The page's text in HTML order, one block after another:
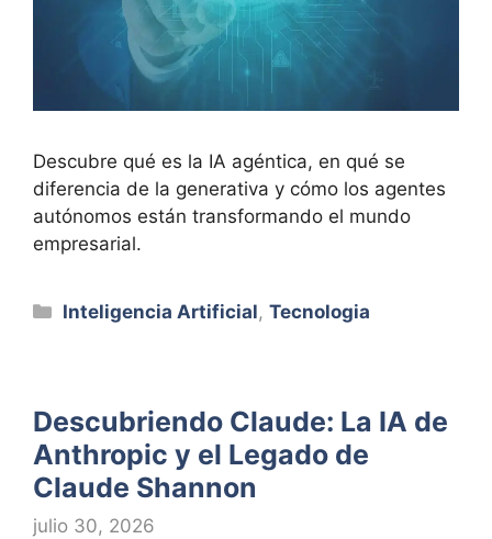
Descubre qué es la IA agéntica, en qué se
diferencia de la generativa y cómo los agentes
autónomos están transformando el mundo
empresarial.
Categorías
Inteligencia Artificial,Tecnologia
Descubriendo Claude: La IA de
Anthropic y el Legado de
Claude Shannon
julio 30, 2026